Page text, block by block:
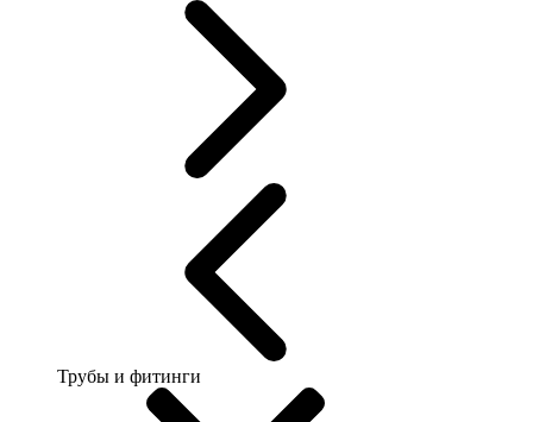
Трубы и фитинги